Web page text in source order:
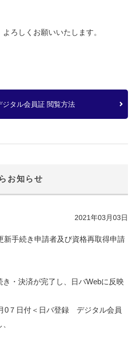
ろしくお願いいたします。
ジタル会員証 閲覧方法
お知らせ
2021年03月03日
新手続き申請者及び資格再取得申請
き・決済が完了し、日バWebに反映
0 ７日付＜日バ登録 デジタル会員